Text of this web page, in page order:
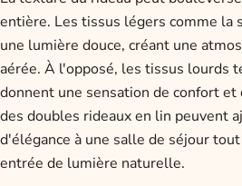
entière. Les tissus légers comme la
une lumière douce, créant une
aérée. À l'opposé, les tissus lourds
donnent une sensation de confort
des doubles rideaux en lin peuvent
d'élégance à une salle de séjour
entrée de lumière naturelle.